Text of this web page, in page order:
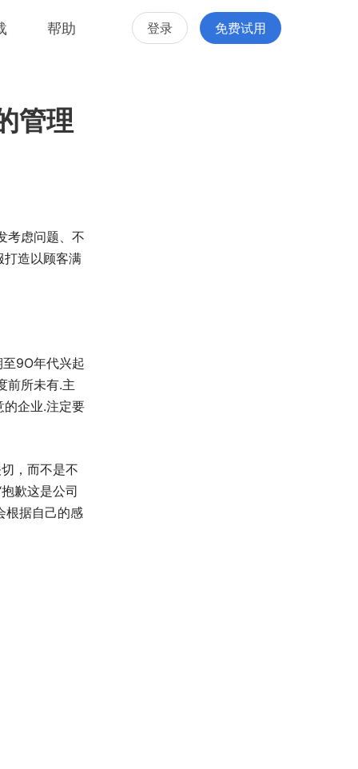
帮助 登录 免费试用
管理
考虑问题、不
打造以顾客满
9O年代兴起
前所未有.主
的企业.注定要
，而不是不
歉这是公司
根据自己的感